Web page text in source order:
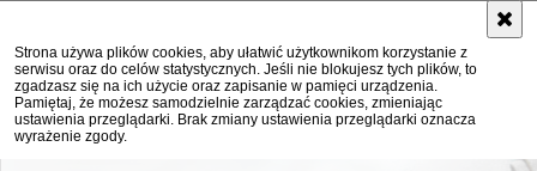
Strona używa plików cookies, aby ułatwić użytkownikom korzystanie z
serwisu oraz do celów statystycznych. Jeśli nie blokujesz tych plików, to
zgadzasz się na ich użycie oraz zapisanie w pamięci urządzenia.
Pamiętaj, że możesz samodzielnie zarządzać cookies, zmieniając
ustawienia przeglądarki. Brak zmiany ustawienia przeglądarki oznacza
wyrażenie zgody.